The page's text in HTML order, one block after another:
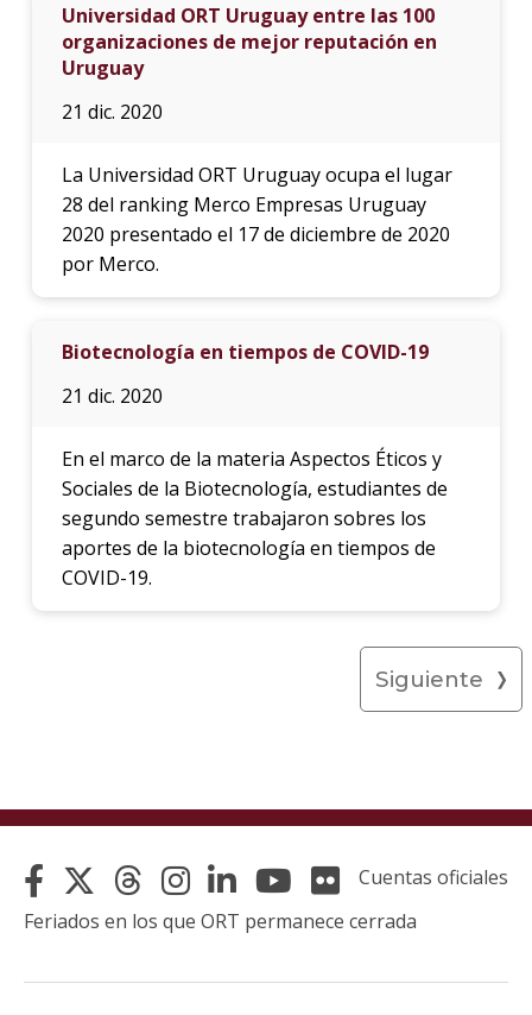
Universidad ORT Uruguay entre las 100
organizaciones de mejor reputación en
Uruguay
21 dic. 2020
La Universidad ORT Uruguay ocupa el lugar
28 del ranking Merco Empresas Uruguay
2020 presentado el 17 de diciembre de 2020
por Merco.
Biotecnología en tiempos de COVID-19
21 dic. 2020
En el marco de la materia Aspectos Éticos y
Sociales de la Biotecnología, estudiantes de
segundo semestre trabajaron sobres los
aportes de la biotecnología en tiempos de
COVID-19.
Siguiente
Cuentas oficiales
Feriados en los que ORT permanece cerrada